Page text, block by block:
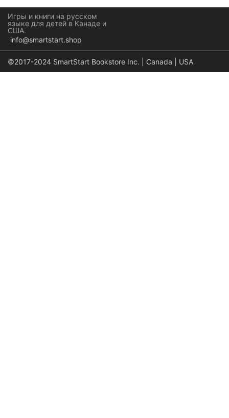
Игры и книги на русском
языке для детей в Канаде и
США.
info@smartstart.shop
©2017-2024 SmartStart Bookstore Inc. | Canada | USA